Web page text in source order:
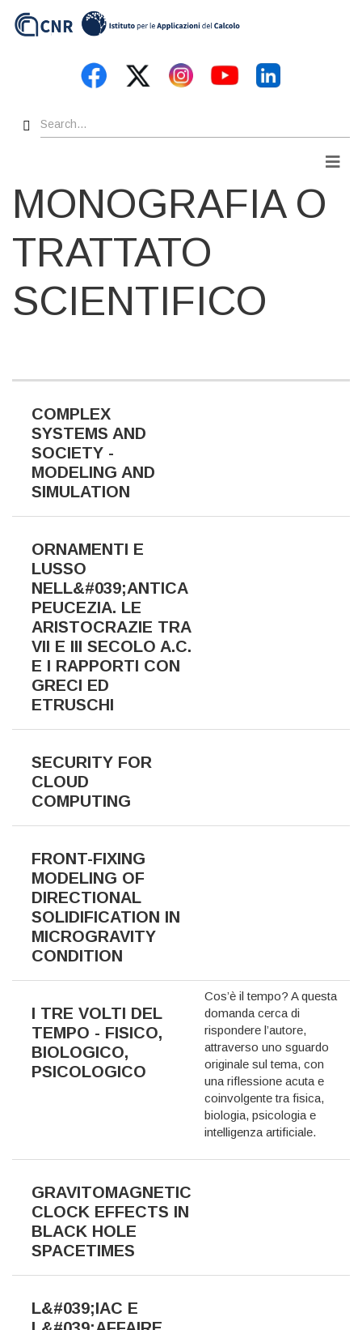
Search
MONOGRAFIA O
TRATTATO
SCIENTIFICO
COMPLEX
SYSTEMS AND
SOCIETY -
MODELING AND
SIMULATION
ORNAMENTI E
LUSSO
NELL&#039;ANTICA
PEUCEZIA. LE
ARISTOCRAZIE TRA
VII E III SECOLO A.C.
E I RAPPORTI CON
GRECI ED
ETRUSCHI
SECURITY FOR
CLOUD
COMPUTING
FRONT-FIXING
MODELING OF
DIRECTIONAL
SOLIDIFICATION IN
MICROGRAVITY
CONDITION
I TRE VOLTI DEL
TEMPO - FISICO,
BIOLOGICO,
PSICOLOGICO
Cos’è il tempo? A questa
domanda cerca di
rispondere l’autore,
attraverso uno sguardo
originale sul tema, con
una riflessione acuta e
coinvolgente tra fisica,
biologia, psicologia e
intelligenza artificiale.
GRAVITOMAGNETIC
CLOCK EFFECTS IN
BLACK HOLE
SPACETIMES
L&#039;IAC E